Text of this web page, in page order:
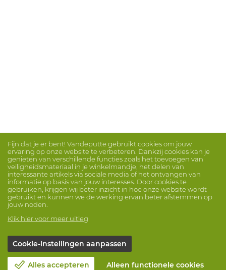
Fijn dat je er bent! Vandeputte gebruikt cookies om jouw
ervaring op onze website te verbeteren. Dankzij cookies kan je
genieten van verschillende functies zoals het toevoegen van
veiligheidsmateriaal in je winkelmandje, het delen van
interessante artikels via sociale media of het ontvangen van
informatie op basis van jouw interesses. Door cookies te
gebruiken, krijgen wij beter inzicht in hoe onze website wordt
gebruikt en kunnen we de werking ervan beter afstemmen op
jouw noden.
Klik hier voor meer uitleg
Cookie-instellingen aanpassen
Alles accepteren Alleen functionele cookies